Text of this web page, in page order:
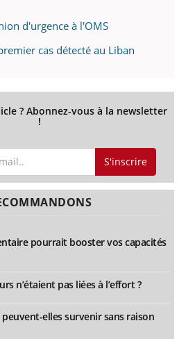
d'urgence à l'OMS
cas détecté au Liban
? Abonnez-vous à la newsletter
!
S'inscrire
pourrait booster vos capacités
n’étaient pas liées à l’effort ?
peuvent-elles survenir sans raison